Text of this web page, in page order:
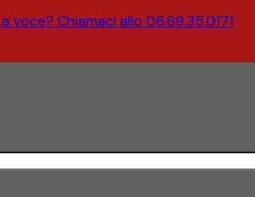
voce? Chiamaci allo 06.69.35.0171